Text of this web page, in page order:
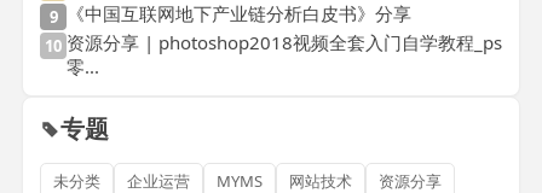
9 《中国互联网地下产业链分析白皮书》分享
10 资源分享 | photoshop2018视频全套入门自学教程_ps
零...
专题
未分类 企业运营 MYMS 网站技术
资源分享